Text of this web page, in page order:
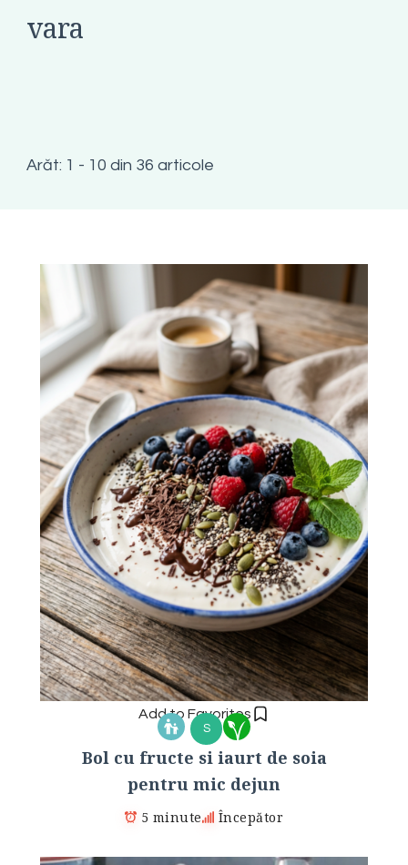
vara
Arăt: 1 - 10 din 36 articole
Add to Favorites
S
Bol cu fructe si iaurt de soia
pentru mic dejun
5 minute Începător